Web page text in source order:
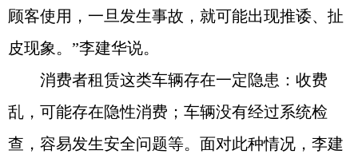
顾客使用，一旦发生事故，就可能出现推诿、扯
皮现象。”李建华说。
消费者租赁这类车辆存在一定隐患：收费
乱，可能存在隐性消费；车辆没有经过系统检
查，容易发生安全问题等。面对此种情况，李建